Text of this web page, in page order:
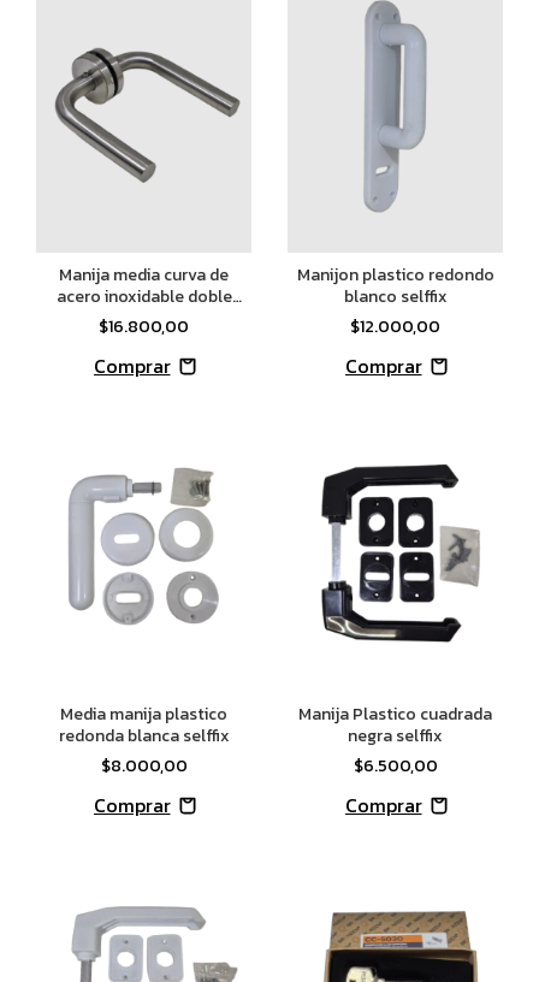
Manija media curva de
acero inoxidable doble
balancin
$16.800,00
Manijon plastico redondo
blanco selffix
$12.000,00
Media manija plastico
redonda blanca selffix
$8.000,00
Manija Plastico cuadrada
negra selffix
$6.500,00